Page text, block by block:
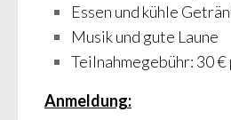
Essen und kühle
Musik und gute Laune
Teilnahmegebühr: 30 €
Anmeldung: